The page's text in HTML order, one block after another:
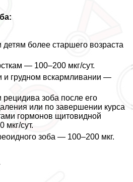
более старшего возраста
— 100–200 мкг/сут.
и грудном вскармливании —
рецидива зоба после его
или по завершении курса
гормонов щитовидной
сут.
зоба — 100–200 мкг.